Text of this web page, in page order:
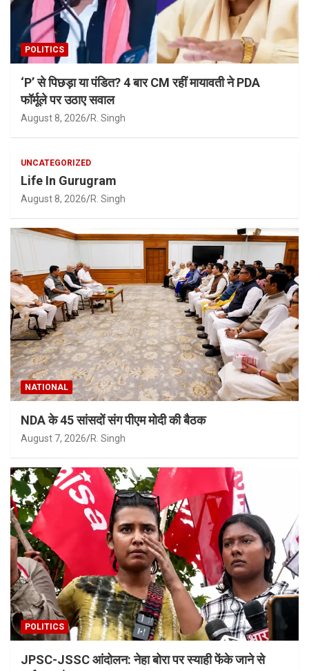
POLITICS
‘P’ से पिछड़ा या पंडित? 4 बार CM रहीं मायावती ने PDA
फॉर्मूले पर उठाए सवाल
August 8, 2026 R. Singh
UNCATEGORIZED
Life In Gurugram
August 8, 2026 R. Singh
NATIONAL
NDA के 45 सांसदों संग पीएम मोदी की बैठक
August 7, 2026 R. Singh
POLITICS
JPSC-JSSC आंदोलन: नेहा बोरा पर स्याही फेंके जाने से